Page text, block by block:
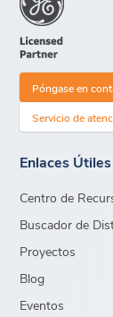
Póngase en
Servicio de
Enlaces Útiles
Centro de
Buscador de
Proyectos
Blog
Eventos